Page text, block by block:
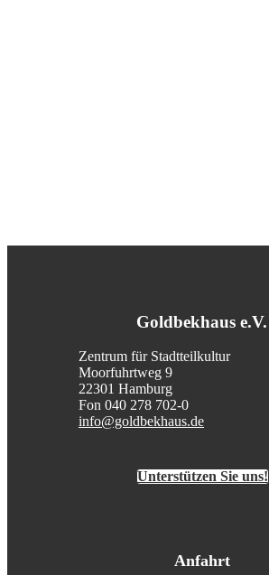
Goldbekhaus e.V.
Zentrum für Stadtteilkultur
Moorfuhrtweg 9
22301 Hamburg
Fon 040 278 702-0
info@goldbekhaus.de
Unterstützen Sie uns!
Anfahrt